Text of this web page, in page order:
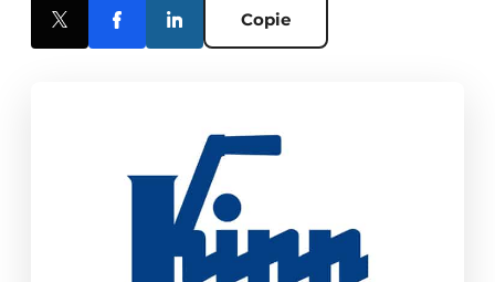
Copie